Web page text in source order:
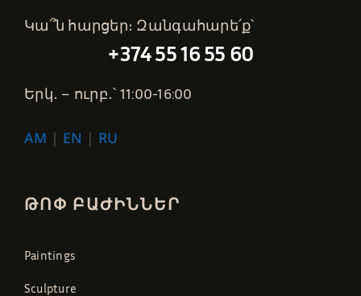
Կա՞ն հարցեր։ Զանգահարե՛ք՝
+374 55 16 55 60
Երկ․ – ուրբ․՝ 11:00-16:00
AM | EN | RU
ԹՈՓ ԲԱԺԻՆՆԵՐ
Paintings
Sculpture